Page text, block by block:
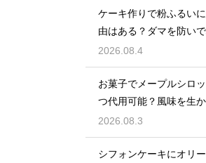
ケーキ作りで粉ふるい
由はある？ダマを防い
と軽い生地に焼き上げる
本
2026.08.4
お菓子でメープルシロ
つ代用可能？風味を生
しい技
2026.08.3
シフォンケーキにオリ